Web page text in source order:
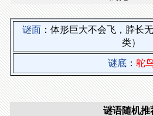
谜面 ：体形巨大不会飞，脖长
类）
谜底 ： 鸵
谜语随机推